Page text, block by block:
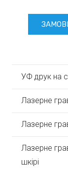
УФ друк на
Лазерне
Лазерне
Лазерне
шкірі